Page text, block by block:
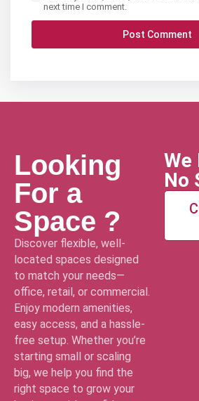
next time I comment.
Looking
For a
Space ?
Discover flexible, well-
located spaces designed
to match your needs—
office, retail, or commercial.
Enjoy modern amenities,
easy access, and a hassle-
free setup. Whether you’re
starting small or scaling
big, we help you find the
right space to grow your
We
No